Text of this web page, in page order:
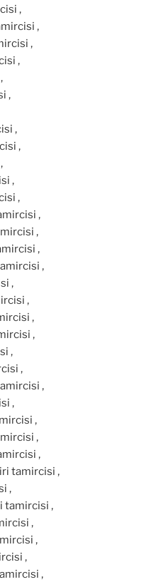
,
,
,
,
,
,
,
,
,
,
,
,
,
,
,
,
,
,
,
,
,
,
,
,
tamircisi ,
,
tamircisi ,
,
,
,
,